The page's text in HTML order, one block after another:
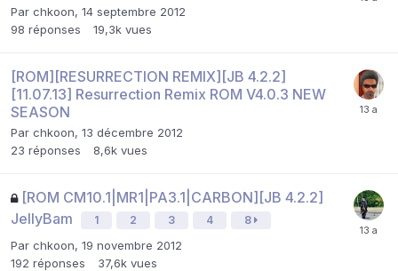
Par chkoon, 14 septembre 2012
98 réponses 19,3k vues
[ROM][RESURRECTION REMIX][JB 4.2.2]
[11.07.13] Resurrection Remix ROM V4.0.3 NEW
SEASON
Par chkoon, 13 décembre 2012
23 réponses 8,6k vues
[ROM CM10.1|MR1|PA3.1|CARBON][JB 4.2.2]
JellyBam
1 2 3 4 8
Par chkoon, 19 novembre 2012
192 réponses 37,6k vues